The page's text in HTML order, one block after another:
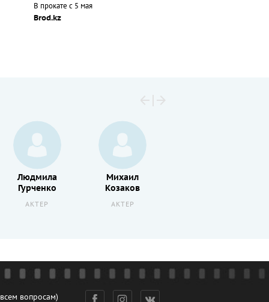
В прокате с 5 мая
Brod.kz
Людмила
Гурченко
АКТЕР
Михаил
Козаков
АКТЕР
вопросам)